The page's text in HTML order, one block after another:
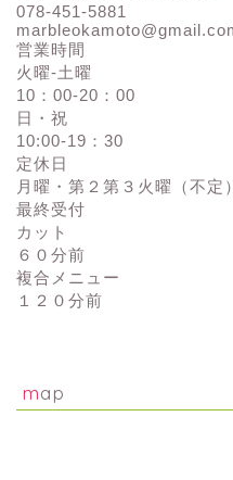
078-451-5881
営業時間
火曜-土曜
10：00-20：00
日・祝
10:00-19：30
定休日
月曜・第２第３火曜（不定）
最終受付
カット
６０分前
複合メニュー
１２０分前
map